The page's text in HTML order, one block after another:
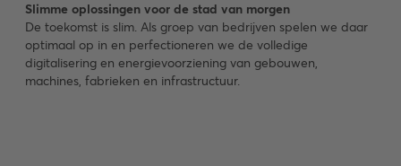
Slimme oplossingen voor de stad van morgen
De toekomst is slim. Als groep van bedrijven spelen we daar
optimaal op in en perfectioneren we de volledige
digitalisering en energievoorziening van gebouwen,
machines, fabrieken en infrastructuur.